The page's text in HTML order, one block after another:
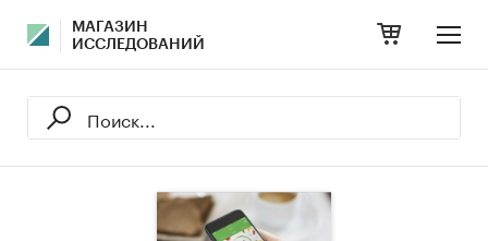
МАГАЗИН
ИССЛЕДОВАНИЙ